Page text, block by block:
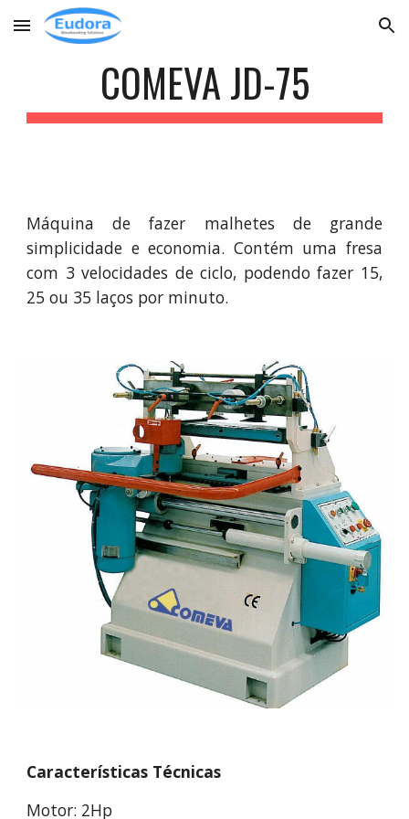
Skip to main content Skip to navigation
COMEVA JD-75
Máquina de fazer malhetes de grande
simplicidade e economia. Contém uma fresa
com 3 velocidades de ciclo, podendo fazer 15,
25 ou 35 laços por minuto.
Características Técnicas
Motor: 2Hp